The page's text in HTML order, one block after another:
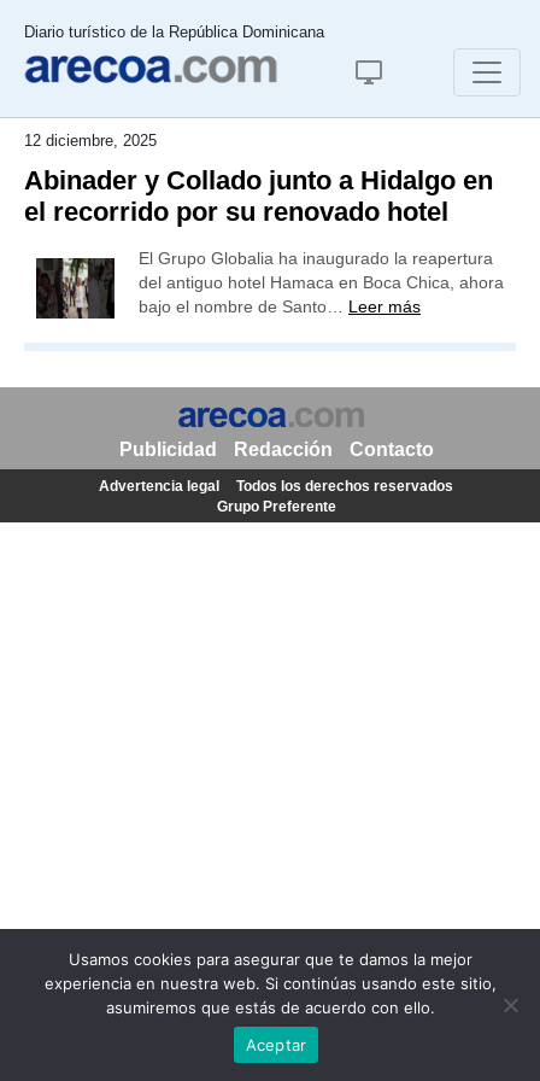
Diario turístico de la República Dominicana
12 diciembre, 2025
Abinader y Collado junto a Hidalgo en
el recorrido por su renovado hotel
El Grupo Globalia ha inaugurado la reapertura
del antiguo hotel Hamaca en Boca Chica, ahora
bajo el nombre de Santo… Leer más
Usamos cookies para asegurar que te damos la mejor
experiencia en nuestra web. Si continúas usando este sitio,
asumiremos que estás de acuerdo con ello.
Aceptar
Publicidad Redacción Contacto
Advertencia legal
Todos los derechos reservados
Grupo Preferente